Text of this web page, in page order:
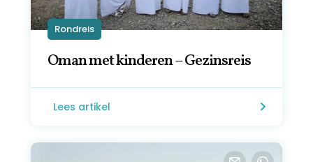
Rondreis
Oman met kinderen – Gezinsreis
Lees artikel